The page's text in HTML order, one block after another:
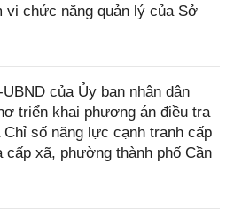
vi chức năng quản lý của Sở
của Ủy ban nhân dân
triển khai phương án điều tra
Chỉ số năng lực cạnh tranh cấp
cấp xã, phường thành phố Cần